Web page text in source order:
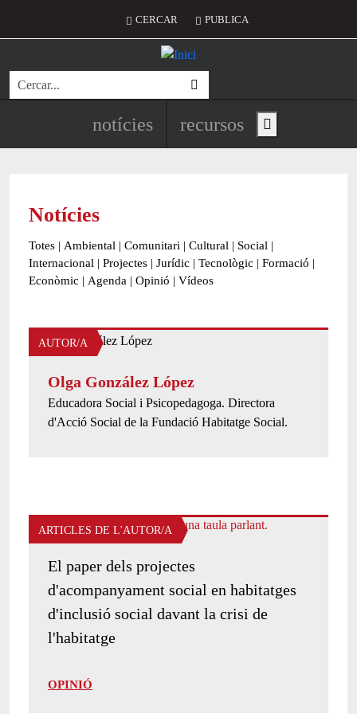
Menú del compte d'usuari
CERCAR PUBLICA
Cerca
Navegació principal de
notícies recursos Show main menu
Notícies
Totes | Ambiental | Comunitari | Cultural | Social |
Internacional | Projectes | Jurídic | Tecnològic | Formació |
Econòmic | Agenda | Opinió | Vídeos
AUTOR/A
Olga González López
Presentació de l'autor/a:
Educadora Social i Psicopedagoga. Directora
d'Acció Social de la Fundació Habitatge Social.
ARTICLES DE L'AUTOR/A
El paper dels projectes
d'acompanyament social en habitatges
d'inclusió social davant la crisi de
l'habitatge
OPINIÓ